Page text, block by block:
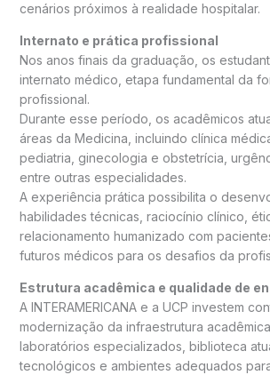
cenários próximos à realidade hospitalar.
Internato e prática profissional
Nos anos finais da graduação, os
internato médico, etapa fundamental da
profissional.
Durante esse período, os acadêmicos
áreas da Medicina, incluindo clínica
pediatria, ginecologia e obstetrícia,
entre outras especialidades.
A experiência prática possibilita o
habilidades técnicas, raciocínio clínico,
relacionamento humanizado com
futuros médicos para os desafios da
Estrutura acadêmica e qualidade de
A INTERAMERICANA e a UCP investem
modernização da infraestrutura
laboratórios especializados, biblioteca
tecnológicos e ambientes adequados